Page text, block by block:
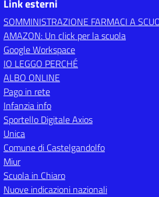
Link esterni
SOMMINISTRAZIONE FARMACI A
AMAZON: Un click per la scuola
Google Workspace
IO LEGGO PERCHÉ
ALBO ONLINE
Pago in rete
Infanzia info
Sportello Digitale Axios
Unica
Comune di Castelgandolfo
Miur
Scuola in Chiaro
Nuove indicazioni nazionali